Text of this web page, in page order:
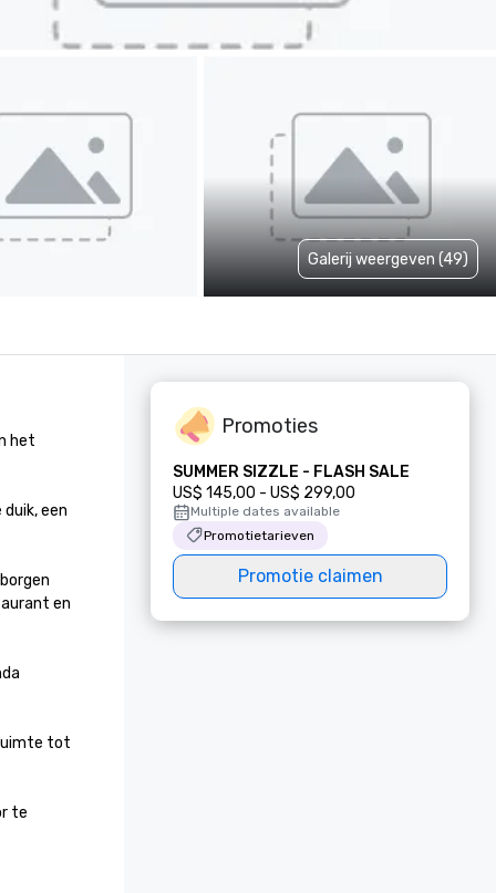
Galerij weergeven (49)
het
een
en
tot
te
Promoties
SUMMER SIZZLE - FLASH SALE
US$ 145,00 - US$ 299,00
Multiple dates available
Promotietarieven
Promotie claimen